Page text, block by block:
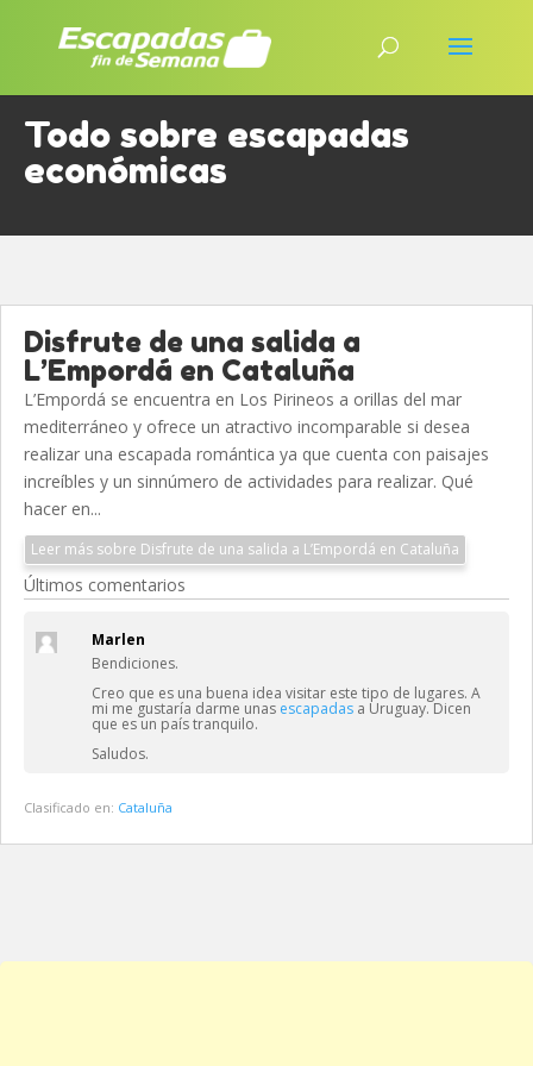
Todo sobre escapadas
económicas
Disfrute de una salida a
L’Empordá en Cataluña
L’Empordá se encuentra en Los Pirineos a orillas del mar
mediterráneo y ofrece un atractivo incomparable si desea
realizar una escapada romántica ya que cuenta con paisajes
increíbles y un sinnúmero de actividades para realizar. Qué
hacer en...
Leer más sobre Disfrute de una salida a L’Empordá en Cataluña
Últimos comentarios
Marlen
Bendiciones.
Creo que es una buena idea visitar este tipo de lugares. A
mi me gustaría darme unas escapadas a Uruguay. Dicen
que es un país tranquilo.
Saludos.
Clasificado en: Cataluña